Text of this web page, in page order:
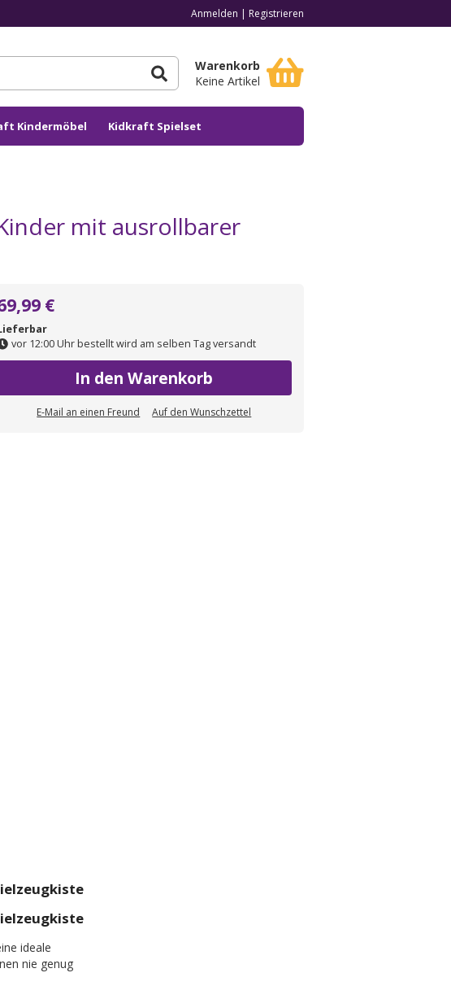
Anmelden | Registrieren
Warenkorb
Keine Artikel
Kindermöbel Kidkraft Spielset
mit ausrollbarer
€
vor 12:00 Uhr bestellt wird am selben Tag versandt
In den Warenkorb
E-Mail an einen Freund Auf den Wunschzettel
ideale
nie genug